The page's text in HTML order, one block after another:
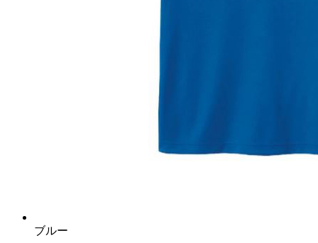
ブルー